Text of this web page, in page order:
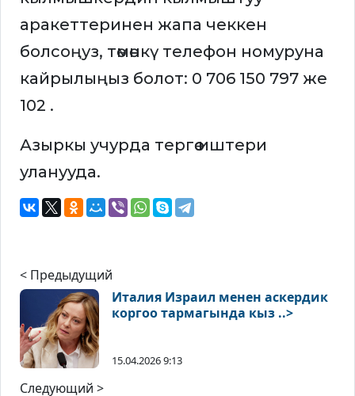
аракеттеринен жапа чеккен
болсоңуз, төмөнкү телефон номуруна
кайрылыңыз болот: 0 706 150 797 же
102 .
Азыркы учурда тергөө иштери
уланууда.
< Предыдущий
Италия Израил менен аскердик
коргоо тармагында кыз ..>
15.04.2026 9:13
Следующий >